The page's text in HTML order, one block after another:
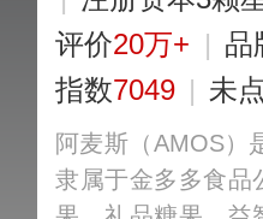
评价20万+ | 品
指数7049 | 未
阿麦斯（AMOS）
隶属于金多多食品